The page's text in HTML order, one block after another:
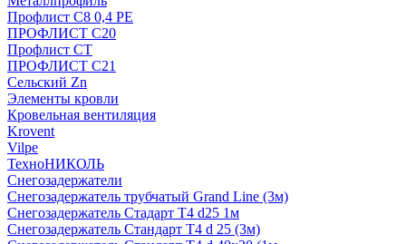
Профлист С8 0,4 РЕ
ПРОФЛИСТ С20
Профлист СТ
ПРОФЛИСТ С21
Сельский Zn
Элементы кровли
Кровельная вентиляция
Krovent
Vilpe
ТехноНИКОЛЬ
Снегозадержатели
Снегозадержатель трубчатый Grand Line (3м)
Снегозадержатель Стадарт Т4 d25 1м
Снегозадержатель Стандарт Т4 d 25 (3м)